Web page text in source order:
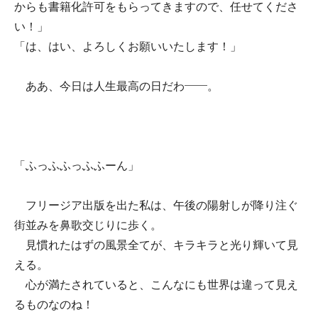
からも書籍化許可をもらってきますので、任せてくださ
い！」
「は、はい、よろしくお願いいたします！」
ああ、今日は人生最高の日だわ――。
「ふっふふっふふーん」
フリージア出版を出た私は、午後の陽射しが降り注ぐ
街並みを鼻歌交じりに歩く。
見慣れたはずの風景全てが、キラキラと光り輝いて見
える。
心が満たされていると、こんなにも世界は違って見え
るものなのね！